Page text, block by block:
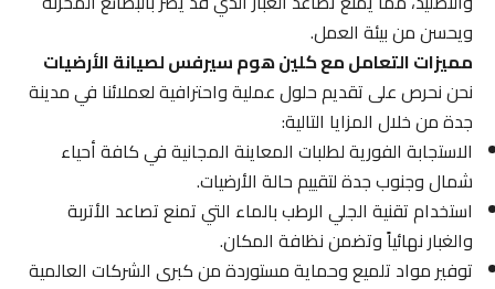
ويحسن من بيئة العمل.
مميزات التعامل مع كلين هوم سيرفس لصيانة الأرضيات
نحن نحرص على تقديم حلول عملية واحترافية لعملائنا في مدينة
جدة من خلال المزايا التالية:
الاستجابة الفورية لطلبات المعاينة المجانية في كافة أحياء
شمال وجنوب جدة لتقييم حالة الأرضيات.
استخدام تقنية الجلي الرطب بالماء التي تمنع تصاعد الأتربة
والغبار نهائياً وتضمن نظافة المكان.
توفير مواد تلميع وحماية مستوردة من كبرى الشركات العالمية